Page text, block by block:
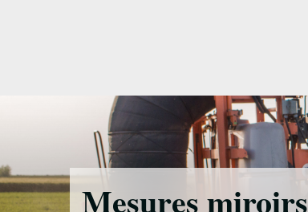
Mesures miroirs